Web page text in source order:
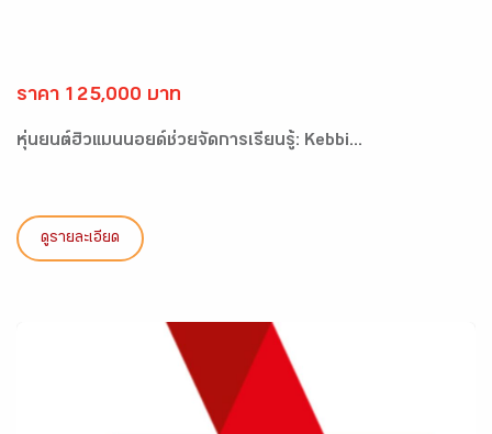
ราคา 125,000 บาท
หุ่นยนต์ฮิวแมนนอยด์ช่วยจัดการเรียนรู้: Kebbi...
ดูรายละเอียด